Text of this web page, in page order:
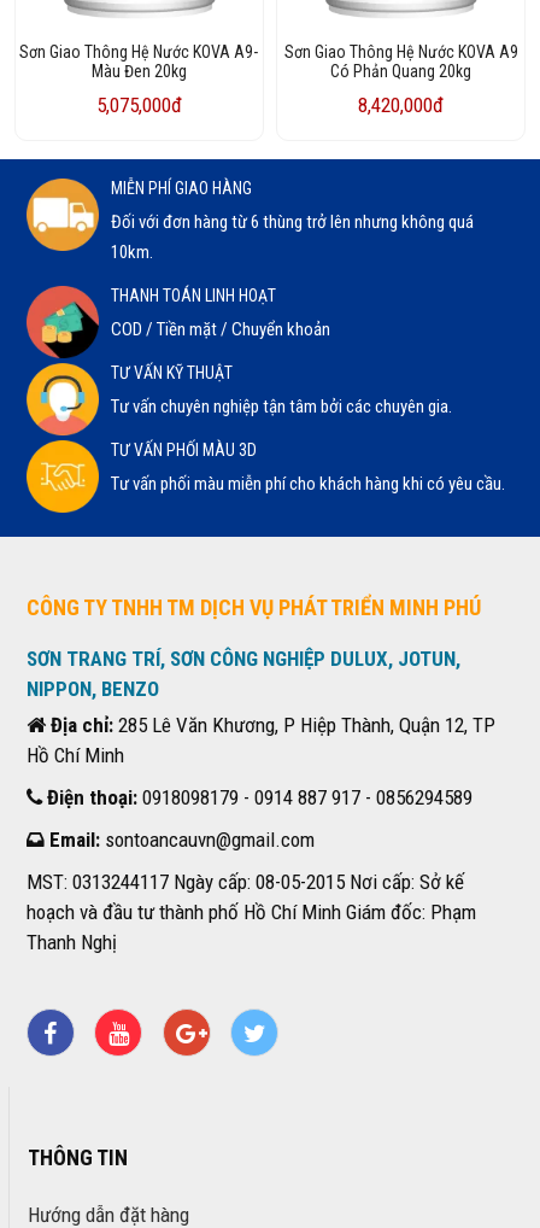
Sơn Giao Thông Hệ Nước KOVA A9-
Màu Đen 20kg
5,075,000đ
Sơn Giao Thông Hệ Nước KOVA A9
Có Phản Quang 20kg
8,420,000đ
MIỄN PHÍ GIAO HÀNG
Đối với đơn hàng từ 6 thùng trở lên nhưng không quá
10km.
THANH TOÁN LINH HOẠT
COD / Tiền mặt / Chuyển khoản
TƯ VẤN KỸ THUẬT
Tư vấn chuyên nghiệp tận tâm bởi các chuyên gia.
TƯ VẤN PHỐI MÀU 3D
Tư vấn phối màu miễn phí cho khách hàng khi có yêu cầu.
CÔNG TY TNHH TM DỊCH VỤ PHÁT TRIỂN MINH PHÚ
SƠN TRANG TRÍ, SƠN CÔNG NGHIỆP DULUX, JOTUN,
NIPPON, BENZO
Địa chỉ: 285 Lê Văn Khương, P Hiệp Thành, Quận 12, TP
Hồ Chí Minh
Điện thoại: 0918098179 - 0914 887 917 - 0856294589
Email: sontoancauvn@gmail.com
MST: 0313244117 Ngày cấp: 08-05-2015 Nơi cấp: Sở kế
hoạch và đầu tư thành phố Hồ Chí Minh Giám đốc: Phạm
Thanh Nghị
THÔNG TIN
Hướng dẫn đặt hàng